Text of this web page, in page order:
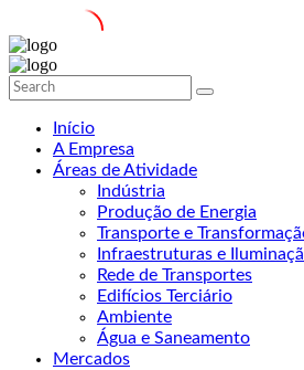
Início
A Empresa
Áreas de Atividade
Indústria
Produção de Energia
Transporte e
Infraestruturas e
Rede de Transportes
Edifícios Terciário
Ambiente
Água e Saneamento
Mercados